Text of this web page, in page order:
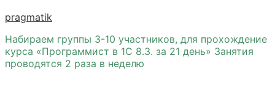
pragmatik
Набираем группы 3-10 участников, для прохождение
курса «Программист в 1С 8.3. за 21 день» Занятия
проводятся 2 раза в неделю